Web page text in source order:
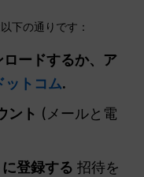
下の通りです：
ードするか、ア
ットコム.
ント (メールと電
登録する 招待を